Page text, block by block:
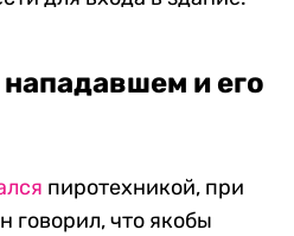
и его
пиротехникой, при
говорил, что якобы